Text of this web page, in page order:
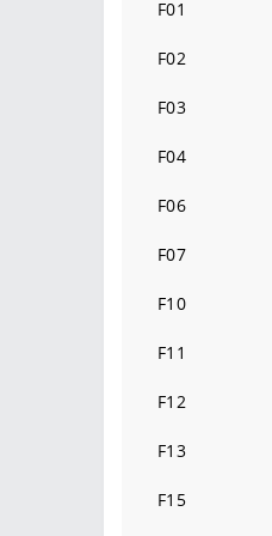
2002-2012
F01
2009-2015
F02
2009-2015
F03
2009-2015
F04
2009-2015
F06
2010-
F07
2009-2017
F10
2010-2017
F11
2010-2017
F12
2010-
F13
2010-
F15